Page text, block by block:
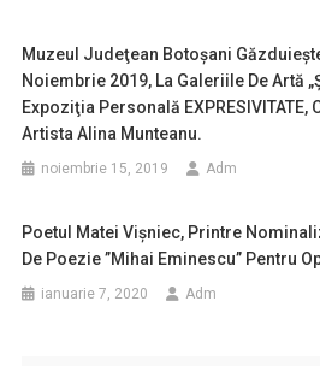
Muzeul Judeţean Botoşani
Noiembrie 2019, La Galeriile De Artă
Expoziţia Personală EXPRESIVITATE,
Artista Alina Munteanu.
noiembrie 15, 2019 Adm
Poetul Matei Vişniec, Printre
De Poezie ”Mihai Eminescu” Pentru
ianuarie 7, 2020 Adm